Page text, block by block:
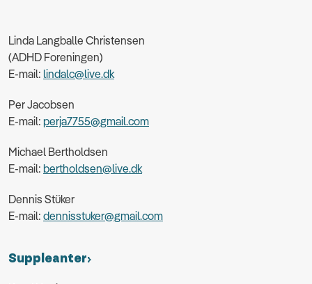
Linda Langballe Christensen
(ADHD Foreningen)
E-mail: lindalc@live.dk
Per Jacobsen
E-mail: perja7755@gmail.com
Michael Bertholdsen
E-mail: bertholdsen@live.dk
Dennis Stüker
E-mail: dennisstuker@gmail.com
Suppleanter